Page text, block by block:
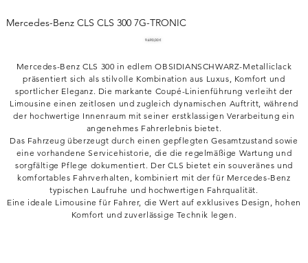
Mercedes-Benz CLS CLS 300 7G-TRONIC
Preis
9.690,00 €
Mercedes-Benz CLS 300 in edlem OBSIDIANSCHWARZ-Metalliclack
präsentiert sich als stilvolle Kombination aus Luxus, Komfort und
sportlicher Eleganz. Die markante Coupé-Linienführung verleiht der
Limousine einen zeitlosen und zugleich dynamischen Auftritt, während
der hochwertige Innenraum mit seiner erstklassigen Verarbeitung ein
angenehmes Fahrerlebnis bietet.
Das Fahrzeug überzeugt durch einen gepflegten Gesamtzustand sowie
eine vorhandene Servicehistorie, die die regelmäßige Wartung und
sorgfältige Pflege dokumentiert. Der CLS bietet ein souveränes und
komfortables Fahrverhalten, kombiniert mit der für Mercedes-Benz
typischen Laufruhe und hochwertigen Fahrqualität.
Eine ideale Limousine für Fahrer, die Wert auf exklusives Design, hohen
Komfort und zuverlässige Technik legen.